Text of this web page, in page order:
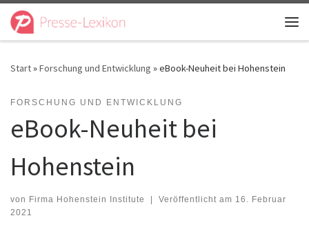
Zum Inhalt springen
Start»Forschung und Entwicklung »eBook-Neuheit bei Hohenstein
FORSCHUNG UND ENTWICKLUNG
eBook-Neuheit bei
Hohenstein
von Firma Hohenstein Institute | Veröffentlicht am 16. Februar
2021